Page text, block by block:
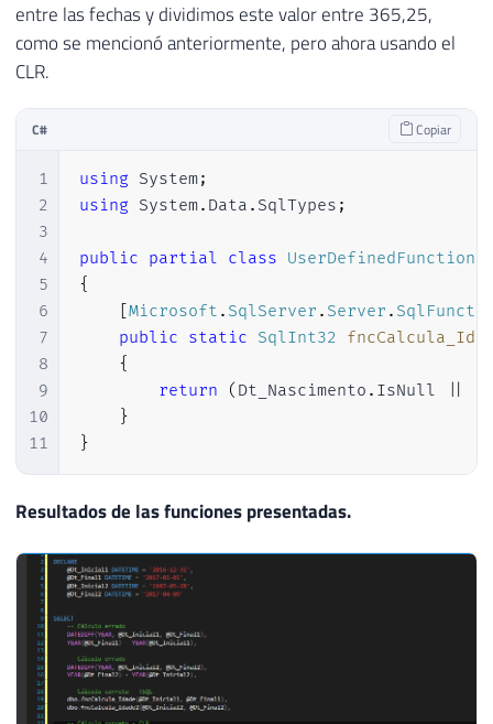
entre las fechas y dividimos este valor entre 365,25,
como se mencionó anteriormente, pero ahora usando el
CLR.
C# Copiar
1
2
3
4
5
6
7
8
9
10
11
using System;
using System. Data . SqlTypes ;
public partial class UserDefinedFunctions
{
Microsoft . SqlServer . Server .
public static SqlInt32
{
return
( Dt_Nascimento . IsNull
}
}
Resultados de las funciones presentadas.